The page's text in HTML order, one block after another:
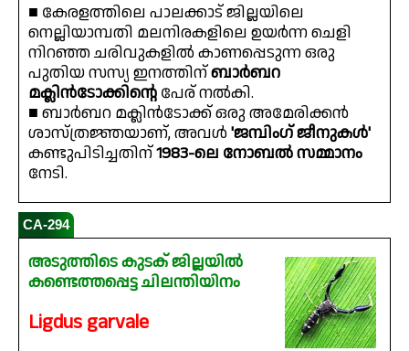
■ കേരളത്തിലെ പാലക്കാട് ജില്ലയിലെ
നെല്ലിയാമ്പതി മലനിരകളിലെ ഉയർന്ന ചെളി
നിറഞ്ഞ ചരിവുകളിൽ കാണപ്പെടുന്ന ഒരു
പുതിയ സസ്യ ഇനത്തിന്ബാർബറ
മക്ലിൻടോക്കിൻ്റെ പേര് നൽകി.
■ ബാർബറ മക്ലിൻടോക്ക് ഒരു അമേരിക്കൻ
ശാസ്ത്രജ്ഞയാണ്, അവൾ'ജമ്പിംഗ് ജീനുകൾ'
കണ്ടുപിടിച്ചതിന്1983-ലെ നോബൽ സമ്മാനം
നേടി.
CA-294
അടുത്തിടെ കുടക് ജില്ലയിൽ
കണ്ടെത്തപ്പെട്ട ചിലന്തിയിനം
Ligdus garvale